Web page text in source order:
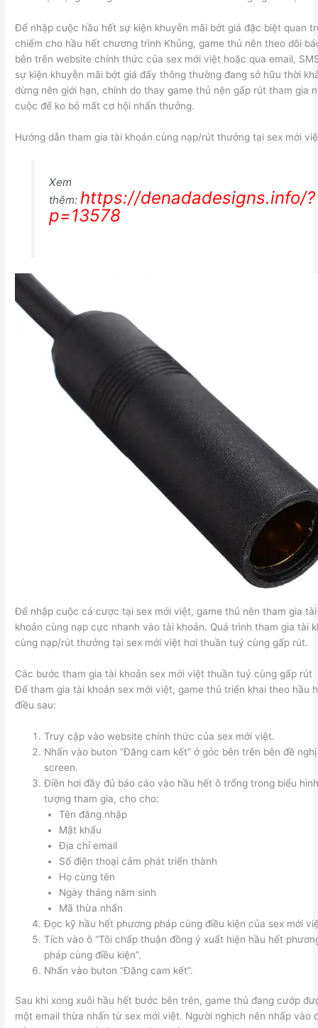
Để nhập cuộc hầu hết sự kiện khuyễn mãi bớt giá đặc biệt quan
chiếm cho hầu hết chương trình Khủng, game thủ nên theo dõi
bên trên website chính thức của sex mới việt hoặc qua email,
sự kiện khuyễn mãi bớt giá đấy thông thường đang sở hữu thời
dừng nên giới hạn, chính do thay game thủ nên gấp rút tham gia
cuộc để ko bỏ mất cơ hội nhấn thưởng.
Hướng dẫn tham gia tài khoản cùng nạp/rút thưởng tại sex mới
Xem
thêm: https://denadadesigns.info/?
p=13578
Để nhập cuộc cá cược tại sex mới việt, game thủ nên tham gia tài
khoản cùng nạp cực nhanh vào tài khoản. Quá trình tham gia tài
cùng nạp/rút thưởng tại sex mới việt hơi thuần tuý cùng gấp rút.
Các bước tham gia tài khoản sex mới việt thuần tuý cùng gấp rút
Để tham gia tài khoản sex mới việt, game thủ triển khai theo hầu
điều sau:
Truy cập vào website chính thức của sex mới việt.
Nhấn vào buton “Đăng cam kết” ở góc bên trên bên đề nghị
screen.
Điền hơi đầy đủ báo cáo vào hầu hết ô trống trong biểu
tượng tham gia, cho cho:
Tên đăng nhập
Mật khẩu
Địa chỉ email
Số điện thoại cảm phát triển thành
Họ cùng tên
Ngày tháng năm sinh
Mã thừa nhấn
Đọc kỹ hầu hết phương pháp cùng điều kiện của sex mới
Tích vào ô “Tôi chấp thuận đồng ý xuất hiện hầu hết
pháp cùng điều kiện”.
Nhấn vào buton “Đăng cam kết”.
Sau khi xong xuôi hầu hết bước bên trên, game thủ đang cướp
một email thừa nhấn từ sex mới việt. Người nghịch nên nhấp vào